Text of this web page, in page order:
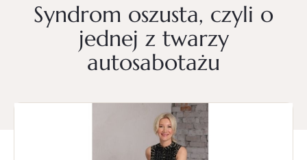
Syndrom oszusta, czyli o
jednej z twarzy
autosabotażu